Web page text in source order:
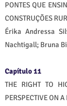
PONTES QUE
CONSTRUÇÕES
Érika Andressa
Nachtigall; Bruna
Capítulo 11
THE RIGHT TO
PERSPECTIVE ON